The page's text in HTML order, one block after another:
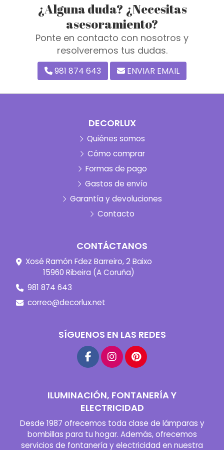
¿Alguna duda? ¿Necesitas
asesoramiento?
Ponte en contacto con nosotros y
resolveremos tus dudas.
981 874 643 ENVIAR EMAIL
DECORLUX
Quiénes somos
Cómo comprar
Formas de pago
Gastos de envío
Garantía y devoluciones
Contacto
CONTÁCTANOS
Xosé Ramón Fdez Barreiro, 2 Baixo
15960 Ribeira (A Coruña)
981 874 643
correo@decorlux.net
SÍGUENOS EN LAS REDES
ILUMINACIÓN, FONTANERÍA Y
ELECTRICIDAD
Desde 1987 ofrecemos toda clase de lámparas y
bombillas para tu hogar. Además, ofrecemos
servicios de fontanería y electricidad en nuestra